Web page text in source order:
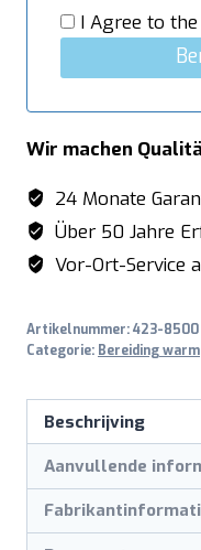
I Agree to the
Wir machen
24 Monate
Über 50 Jahre
Vor-Ort-Service
Artikelnummer:423-8500
Categorie: Bereiding warm
Beschrijving
Aanvullende